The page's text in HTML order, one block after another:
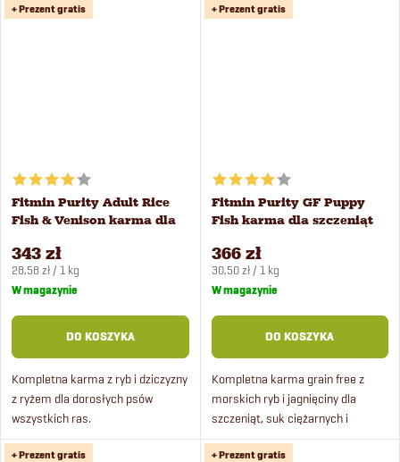
soczystego posiłku grain free z
+ Prezent gratis
Fitmin Purity Adult Rice
Fish & Venison karma dla
343 zł
Cena
jednostkowa:
28,58 zł / 1 kg
W magazynie
DO KOSZYKA
Kompletna karma z ryb i dziczyzny
z ryżem dla dorosłych psów
wszystkich ras.
+ Prezent gratis
Fitmin Purity GF Puppy
Fish karma dla szczeniąt
366 zł
Cena
jednostkowa:
30,50 zł / 1 kg
W magazynie
DO KOSZYKA
Kompletna karma grain free z
morskich ryb i jagnięciny dla
szczeniąt, suk ciężarnych i
karmiących wszystkich ras.
+ Prezent gratis + Prezent gratis